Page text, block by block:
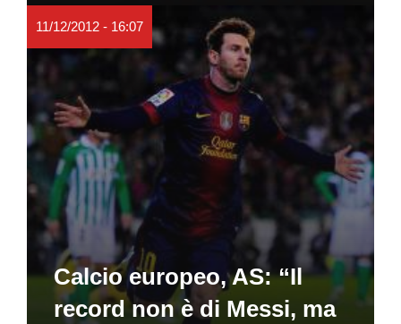
11/12/2012 - 16:07
Calcio europeo, AS: “Il
record non è di Messi, ma